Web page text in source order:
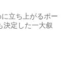
立ち上がるポー
決定した一大叙